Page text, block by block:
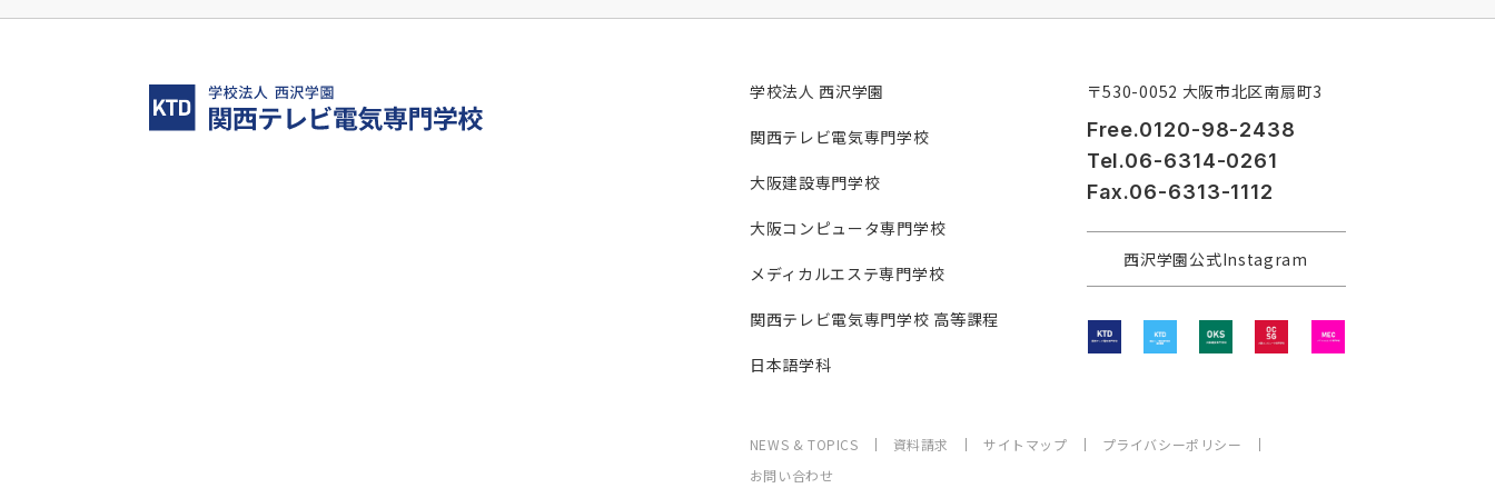
学校法人 西沢学園
関西テレビ電気専門学校
大阪建設専門学校
大阪コンピュータ専門学校
メディカルエステ専門学校
関西テレビ電気専門学校 高等課程
日本語学科
〒530-0052 大阪市北区南扇町3
Free.0120-98-2438
Tel.06-6314-0261
Fax.06-6313-1112
西沢学園公式Instagram
NEWS & TOPICS 資料請求 サイトマップ
プライバシーポリシー
お問い合わせ